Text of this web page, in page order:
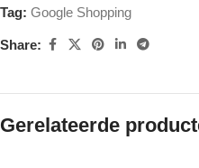
Tag: Google Shopping
Share:
Gerelateerde